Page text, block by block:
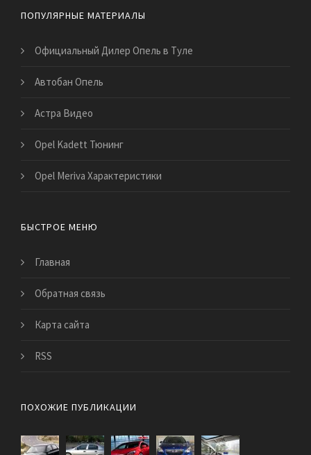
ПОПУЛЯРНЫЕ МАТЕРИАЛЫ
Официальный Дилер Опель в Туле
Автобан Опель
Астра Видео
Opel Kadett Тюнинг
Opel Meriva Характеристики
БЫСТРОЕ МЕНЮ
Главная
Обратная связь
Карта сайта
RSS
ПОХОЖИЕ ПУБЛИКАЦИИ